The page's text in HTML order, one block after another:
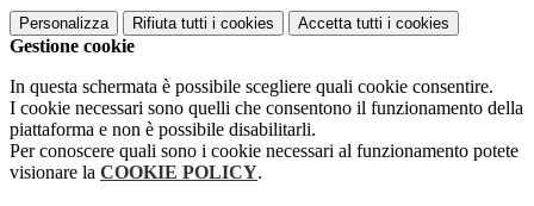
Personalizza Rifiuta tutti i cookies Accetta tutti i cookies
Gestione cookie
In questa schermata è possibile scegliere quali cookie consentire.
I cookie necessari sono quelli che consentono il funzionamento della
piattaforma e non è possibile disabilitarli.
Per conoscere quali sono i cookie necessari al funzionamento potete
visionare la COOKIE POLICY.